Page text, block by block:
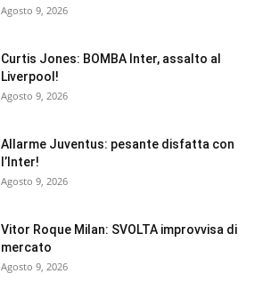
Agosto 9, 2026
Curtis Jones: BOMBA Inter, assalto al
Liverpool!
Agosto 9, 2026
Allarme Juventus: pesante disfatta con
l’Inter!
Agosto 9, 2026
Vitor Roque Milan: SVOLTA improvvisa di
mercato
Agosto 9, 2026